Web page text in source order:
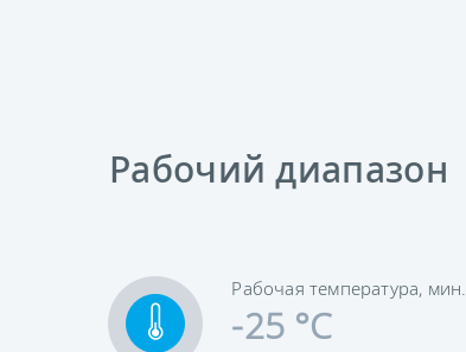
Рабочий диапазон
Рабочая температура, мин.
-25 °C